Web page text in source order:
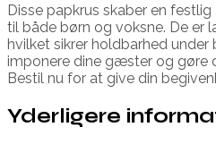
Disse papkrus skaber en
til både børn og voksne. De er
hvilket sikrer holdbarhed under
imponere dine gæster og gøre
Bestil nu for at give din
Yderligere